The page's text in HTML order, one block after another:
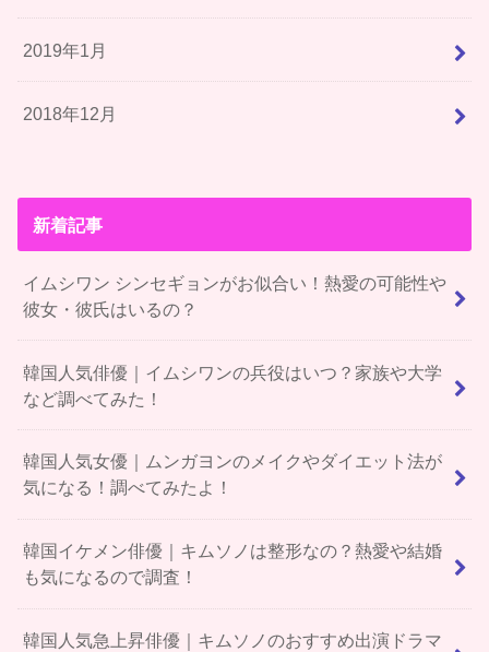
2019年1月
2018年12月
新着記事
イムシワン シンセギョンがお似合い！熱愛の可能性や
彼女・彼氏はいるの？
韓国人気俳優｜イムシワンの兵役はいつ？家族や大学
など調べてみた！
韓国人気女優｜ムンガヨンのメイクやダイエット法が
気になる！調べてみたよ！
韓国イケメン俳優｜キムソノは整形なの？熱愛や結婚
も気になるので調査！
韓国人気急上昇俳優｜キムソノのおすすめ出演ドラマ